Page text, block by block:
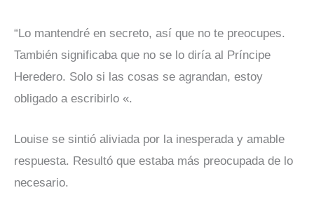
“Lo mantendré en secreto, así que no te preocupes.
También significaba que no se lo diría al Príncipe
Heredero. Solo si las cosas se agrandan, estoy
obligado a escribirlo «.
Louise se sintió aliviada por la inesperada y amable
respuesta. Resultó que estaba más preocupada de lo
necesario.